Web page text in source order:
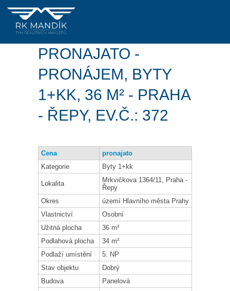
PRONAJATO -
PRONÁJEM, BYTY
1+KK, 36 M² - PRAHA
- ŘEPY, EV.Č.: 372
Cena
pronajato
Kategorie
Byty 1+kk
Lokalita
Mrkvičkova 1364/11, Praha -
Řepy
Okres
území Hlavního města Prahy
Vlastnictví
Osobní
Užitná plocha
36 m²
Podlahová plocha
34 m²
Podlaží umístění
5. NP
Stav objektu
Dobrý
Budova
Panelová